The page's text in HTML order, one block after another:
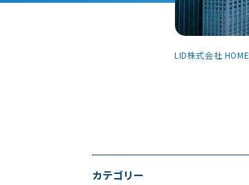
LID株式会社 HOME
カテゴリー